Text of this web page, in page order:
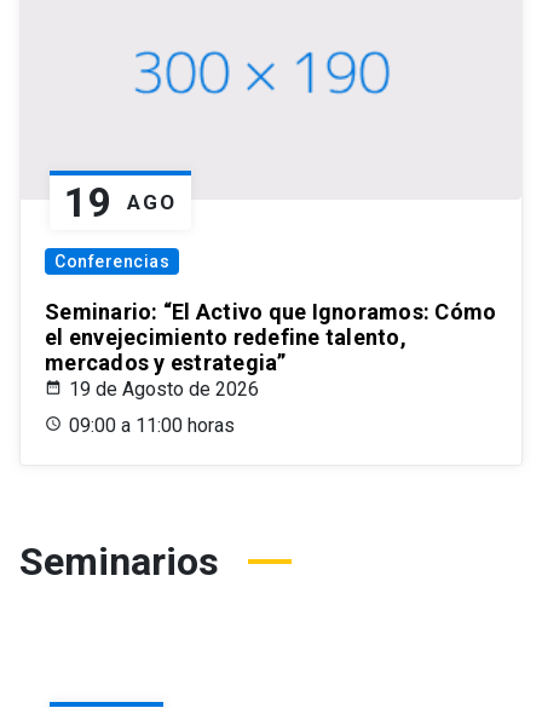
19 AGO
Conferencias
Seminario: “El Activo que Ignoramos: Cómo
el envejecimiento redefine talento,
mercados y estrategia”
19 de Agosto de 2026
09:00 a 11:00 horas
Seminarios